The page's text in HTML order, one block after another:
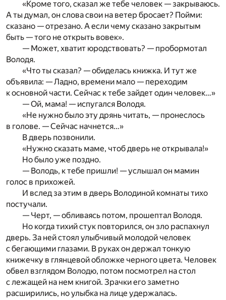
«Кроме того, сказал же тебе человек — закрываюсь.
А ты думал, он слова свои на ветер бросает? Пойми:
сказано — отрезано. А если чему сказано закрытым
быть — того не открыть вовек».
— Может, хватит юродствовать? — пробормотал
Володя.
«Что ты сказал? — обиделась книжка. И тут же
объявила: — Ладно, времени мало — переходим
к основной части. Сейчас к тебе зайдет один человек…»
— Ой, мама! — испугался Володя.
«Не нужно было эту дрянь читать, — пронеслось
в голове. — Сейчас начнется…»
В дверь позвонили.
«Нужно сказать маме, чтоб дверь не открывала!»
Но было уже поздно.
— Володь, к тебе пришли! — услышал он мамин
голос в прихожей.
И вслед за этим в дверь Володиной комнаты тихо
постучали.
— Черт, — обливаясь потом, прошептал Володя.
Но когда тихий стук повторился, он зло распахнул
дверь. За ней стоял улыбчивый молодой человек
с бегающими глазами. В руках он держал тонкую
книжечку в глянцевой обложке черного цвета. Человек
обвел взглядом Володю, потом посмотрел на стол
с лежащей на нем книгой. Зрачки его заметно
расширились, но улыбка на лице удержалась.